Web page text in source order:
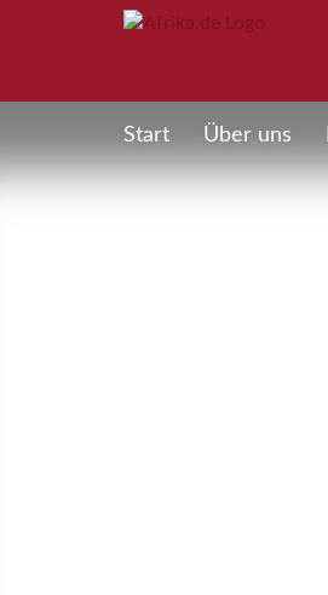
Start Über uns